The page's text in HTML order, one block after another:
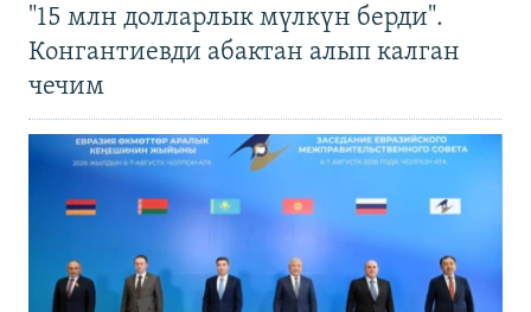
"15 млн долларлык мүлкүн берди".
Конгантиевди абактан алып калган
чечим